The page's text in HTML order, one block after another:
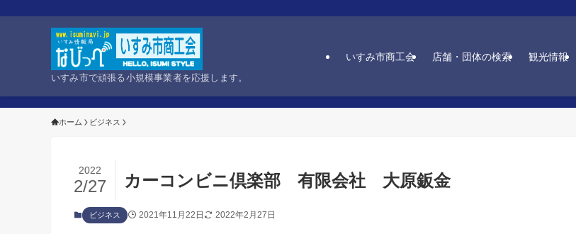
いすみ市で頑張る小規模事業者を応援します。
いすみ市商工会 店舗・団体の検索 観光情報
ホーム ビジネス
カーコンビニ倶楽部 有限会社 大原鈑金
2022
2/27
ビジネス 2021年11月22日 2022年2月27日